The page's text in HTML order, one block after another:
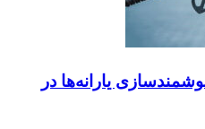
یارانه‌ها در